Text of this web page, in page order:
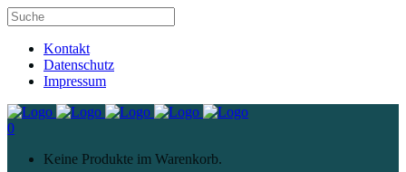
Kontakt
Datenschutz
Impressum
0
Keine Produkte im Warenkorb.